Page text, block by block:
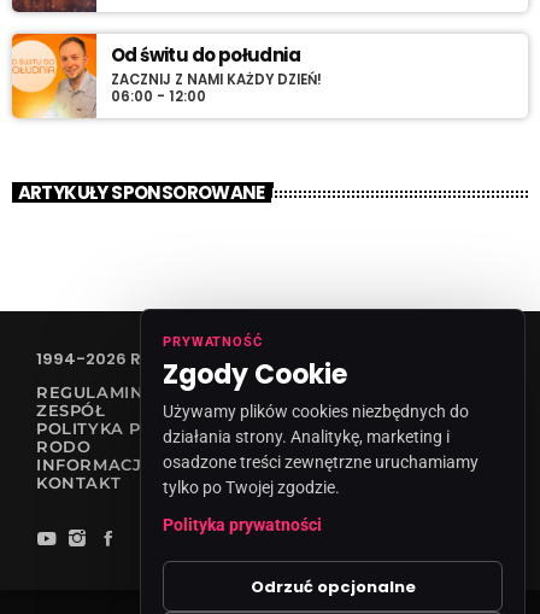
Od świtu do południa
ZACZNIJ Z NAMI KAŻDY DZIEŃ!
06:00 - 12:00
ARTYKUŁY SPONSOROWANE
1994-2026 RADIO VANESSA SPÓŁKA Z O.O
REGULAMIN KONKURSÓW
ZESPÓŁ
POLITYKA PRYWATNOŚCI
RODO
INFORMACJA O NADAWCY
KONTAKT
PRYWATNOŚĆ
Zgody Cookie
Używamy plików cookies niezbędnych do
działania strony. Analitykę, marketing i
osadzone treści zewnętrzne uruchamiamy
tylko po Twojej zgodzie.
Polityka prywatności
Odrzuć opcjonalne